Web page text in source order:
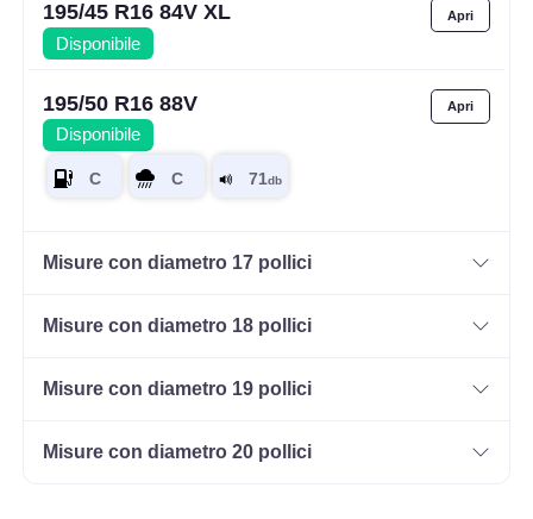
195/45 R16 84V XL
Disponibile
195/50 R16 88V
Disponibile
Misure con diametro 17 pollici
Misure con diametro 18 pollici
Misure con diametro 19 pollici
Misure con diametro 20 pollici